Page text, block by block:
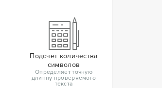
Подсчет количества
символов
Определяет точную
длинну проверяемого
текста